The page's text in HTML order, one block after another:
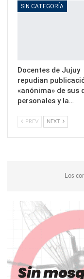
SIN CATEGORÍA
Docentes de Jujuy
repudian
«anónima» de sus
personales y la…
PREV NEXT
Los